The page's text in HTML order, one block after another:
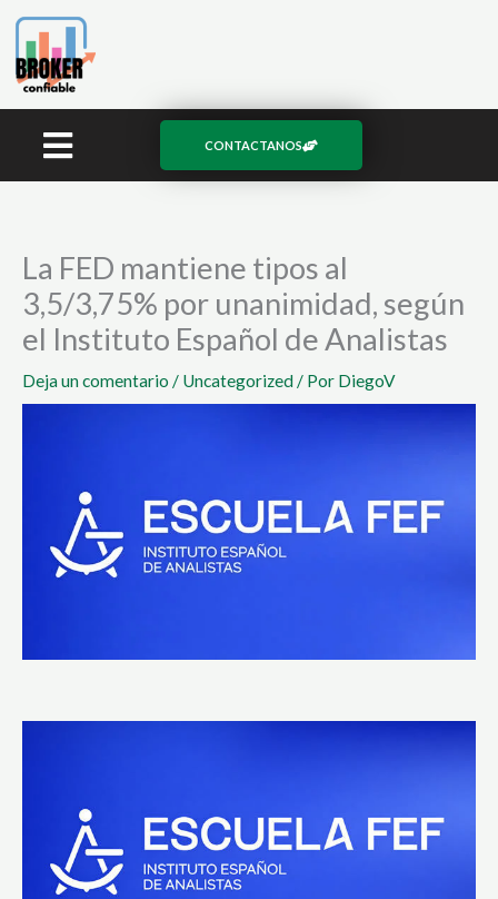
contenido
CONTACTANOS
La FED mantiene tipos al
3,5/3,75% por unanimidad, según
el Instituto Español de Analistas
Deja un comentario / Uncategorized/ Por DiegoV